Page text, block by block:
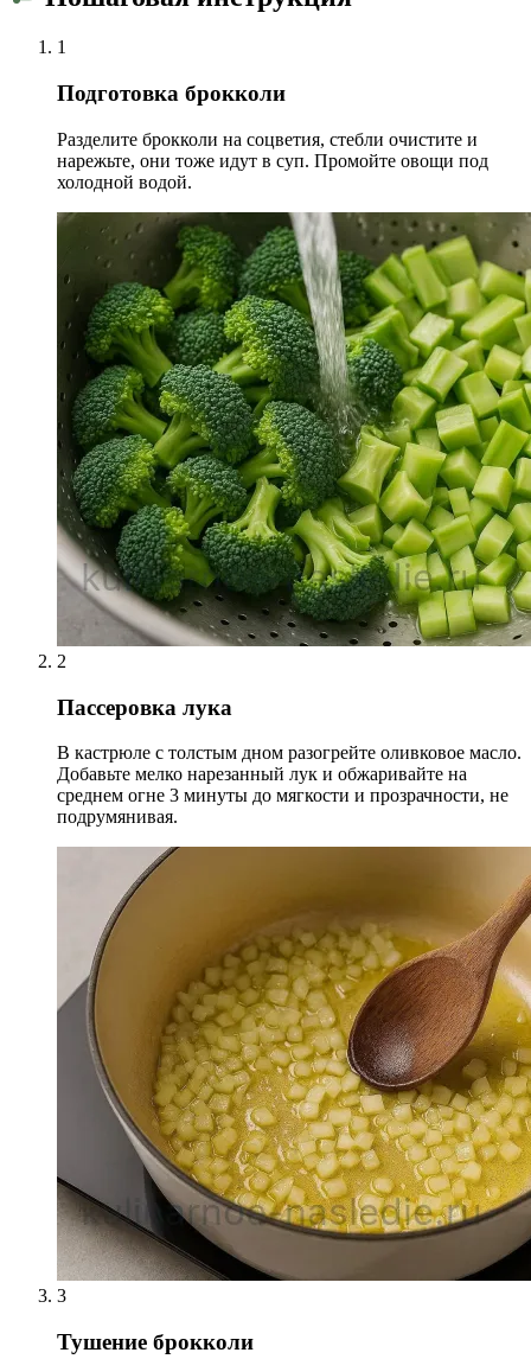
1
Подготовка брокколи
Разделите брокколи на соцветия, стебли очистите и
нарежьте, они тоже идут в суп. Промойте овощи под
холодной водой.
2
Пассеровка лука
В кастрюле с толстым дном разогрейте оливковое масло.
Добавьте мелко нарезанный лук и обжаривайте на
среднем огне 3 минуты до мягкости и прозрачности, не
подрумянивая.
3
Тушение брокколи